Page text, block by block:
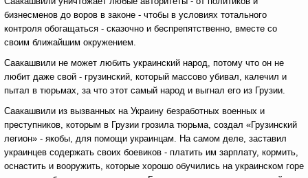
бизнесменов до воров в законе - чтобы в условиях тотального
контроля обогащаться - сказочно и беспрепятственно, вместе со
своим ближайшим окружением.
Саакашвили не может любить украинский народ, потому что он не
любит даже свой - грузинский, который массово убивал, калечил и
пытал в тюрьмах, за что этот самый народ и выгнал его из Грузии.
Саакашвили из вызванных на Украину безработных военных и
преступников, которым в Грузии грозила тюрьма, создал «Грузинский
легион» - якобы, для помощи украинцам. На самом деле, заставил
украинцев содержать своих боевиков - платить им зарплату, кормить,
оснастить и вооружить, которые хорошо обучились на украинском горе